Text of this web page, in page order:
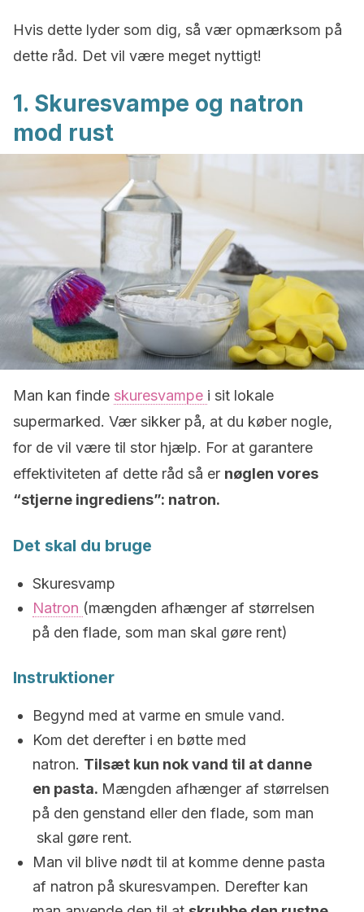
Hvis dette lyder som dig, så vær opmærksom på
dette råd. Det vil være meget nyttigt!
1. Skuresvampe og natron
mod rust
Man kan finde skuresvampe i sit lokale
supermarked. Vær sikker på, at du køber nogle,
for de vil være til stor hjælp. For at garantere
effektiviteten af dette råd så er nøglen vores
“stjerne ingrediens”: natron.
Det skal du bruge
Skuresvamp
Natron (mængden afhænger af størrelsen
på den flade, som man skal gøre rent)
Instruktioner
Begynd med at varme en smule vand.
Kom det derefter i en bøtte med
natron. Tilsæt kun nok vand til at danne
en pasta. Mængden afhænger af størrelsen
på den genstand eller den flade, som man
skal gøre rent.
Man vil blive nødt til at komme denne pasta
af natron på skuresvampen. Derefter kan